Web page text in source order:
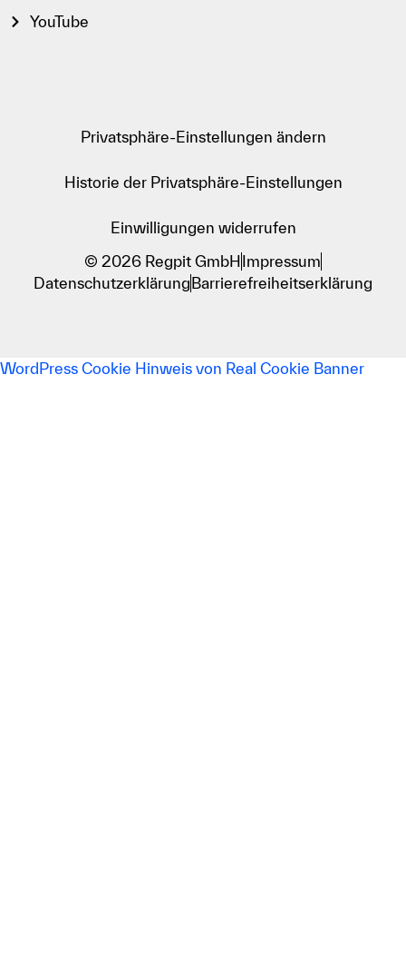
YouTube
Privatsphäre-Einstellungen ändern
Historie der Privatsphäre-Einstellungen
Einwilligungen widerrufen
© 2026 Regpit GmbHImpressum
DatenschutzerklärungBarrierefreiheitserklärung
WordPress Cookie Hinweis von Real Cookie Banner